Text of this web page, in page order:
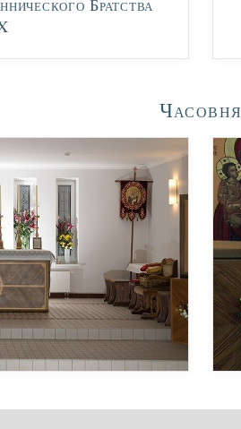
Братства
Часовня